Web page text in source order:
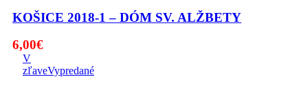
KOŠICE 2018-1 – DÓM SV. ALŽBETY
6,00€
V
zľaveVypredané